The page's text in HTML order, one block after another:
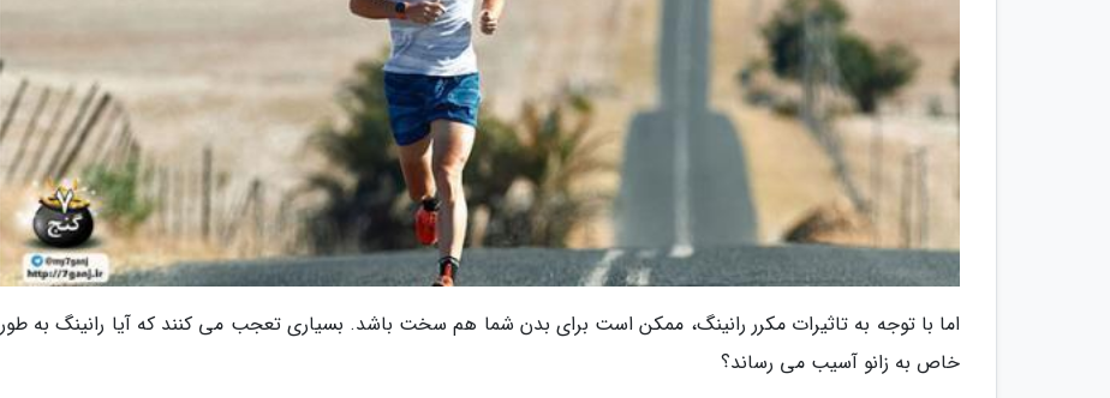
اما با توجه به تاثیرات مکرر رانینگ، ممکن است برای بدن شما هم سخت باشد. بسیاری تعجب می کنند که آیا رانینگ به طور
خاص به زانو آسیب می رساند؟